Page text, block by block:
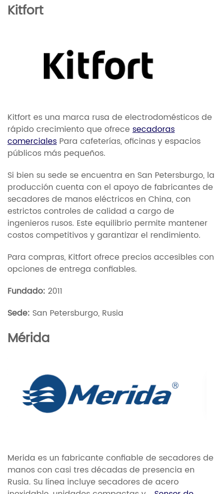
Kitfort
Kitfort es una marca rusa de electrodomésticos de
rápido crecimiento que ofrecesecadoras
comerciales Para cafeterías, oficinas y espacios
públicos más pequeños.
Si bien su sede se encuentra en San Petersburgo, la
producción cuenta con el apoyo de fabricantes de
secadores de manos eléctricos en China, con
estrictos controles de calidad a cargo de
ingenieros rusos. Este equilibrio permite mantener
costos competitivos y garantizar el rendimiento.
Para compras, Kitfort ofrece precios accesibles con
opciones de entrega confiables.
Fundado: 2011
Sede: San Petersburgo, Rusia
Mérida
Merida es un fabricante confiable de secadores de
manos con casi tres décadas de presencia en
Rusia. Su línea incluye secadores de acero